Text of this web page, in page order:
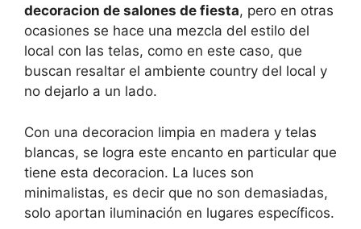
decoracion de salones de fiesta, pero en otras
ocasiones se hace una mezcla del estilo del
local con las telas, como en este caso, que
buscan resaltar el ambiente country del local y
no dejarlo a un lado.
Con una decoracion limpia en madera y telas
blancas, se logra este encanto en particular que
tiene esta decoracion. La luces son
minimalistas, es decir que no son demasiadas,
solo aportan iluminación en lugares específicos.